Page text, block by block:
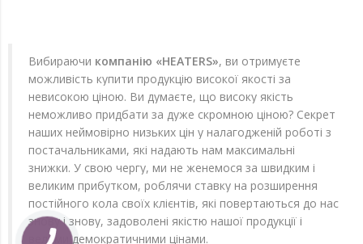
Вибираючи компанію «HEATERS», ви отримуєте
можливість купити продукцію високої якості за
невисокою ціною. Ви думаєте, що високу якість
неможливо придбати за дуже скромною ціною? Секрет
наших неймовірно низьких цін у налагодженій роботі з
постачальниками, які надають нам максимальні
знижки. У свою чергу, ми не женемося за швидким і
великим прибутком, роблячи ставку на розширення
постійного кола своїх клієнтів, які повертаються до нас
знову і знову, задоволені якістю нашої продукції і
вельми демократичними цінами.